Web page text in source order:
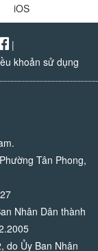
iOS
|
khoản sử dụng
Tân Phong,
Nhân Dân thành
do Ủy Ban Nhân